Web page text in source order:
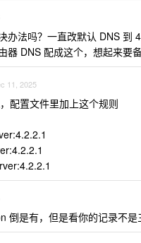
办法吗？一直改默认 DNS 到
器 DNS 配成这个，想起来要
11, 2025
配置文件里加上这个规则
倒是有，但是看你的记录不